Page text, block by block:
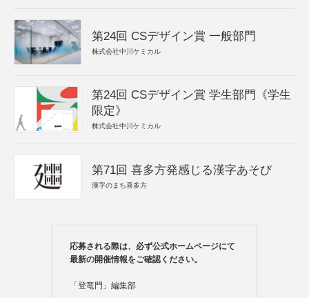
第24回 CSデザイン賞 一般部門
株式会社中川ケミカル
第24回 CSデザイン賞 学生部門《学生
限定》
株式会社中川ケミカル
第71回 喜多方発感じる漢字あそび
漢字のまち喜多方
応募される際は、必ず公式ホームページにて
最新の開催情報をご確認ください。
「登竜門」編集部